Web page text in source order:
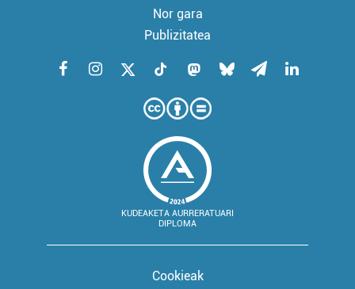
Nor gara
Publizitatea
KUDEAKETA AURRERATUARI
DIPLOMA
Cookieak